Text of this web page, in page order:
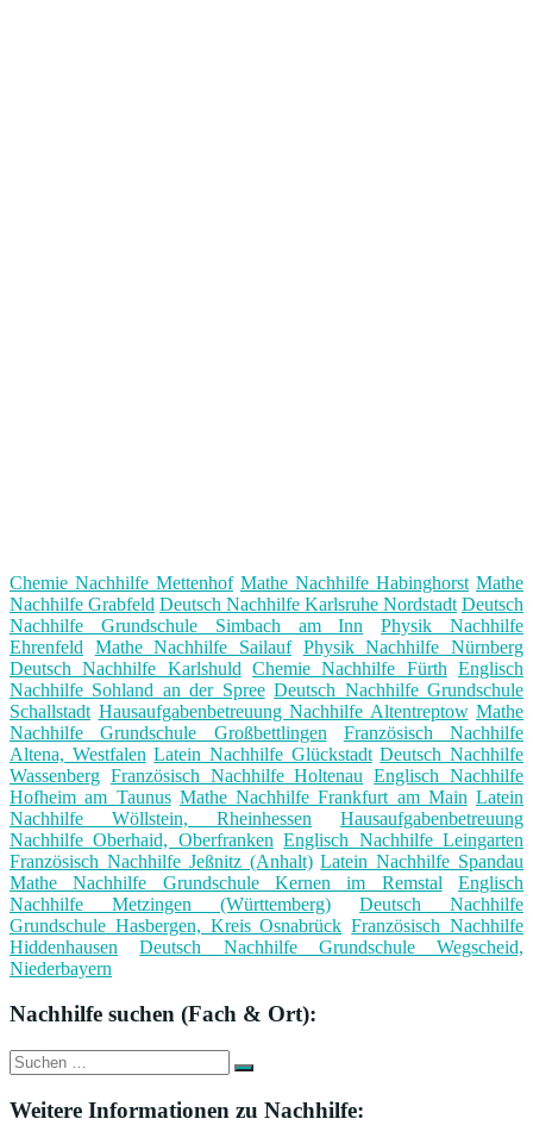
Chemie Nachhilfe Mettenhof Mathe Nachhilfe Habinghorst Mathe
Nachhilfe Grabfeld Deutsch Nachhilfe Karlsruhe Nordstadt Deutsch
Nachhilfe Grundschule Simbach am Inn
Physik Nachhilfe
Ehrenfeld
Mathe Nachhilfe Sailauf Physik Nachhilfe Nürnberg
Deutsch Nachhilfe Karlshuld Chemie Nachhilfe Fürth Englisch
Nachhilfe Sohland an der Spree Deutsch Nachhilfe Grundschule
Schallstadt Hausaufgabenbetreuung Nachhilfe Altentreptow Mathe
Nachhilfe Grundschule Großbettlingen
Französisch Nachhilfe
Altena, Westfalen Latein Nachhilfe Glückstadt Deutsch Nachhilfe
Wassenberg Französisch Nachhilfe Holtenau
Englisch Nachhilfe
Hofheim am Taunus Mathe Nachhilfe Frankfurt am Main Latein
Nachhilfe Wöllstein, Rheinhessen
Hausaufgabenbetreuung
Nachhilfe Oberhaid, Oberfranken Englisch Nachhilfe Leingarten
Französisch Nachhilfe Jeßnitz (Anhalt) Latein Nachhilfe Spandau
Mathe Nachhilfe Grundschule Kernen im Remstal
Englisch
Nachhilfe Metzingen (Württemberg)
Deutsch Nachhilfe
Grundschule Hasbergen, Kreis Osnabrück Französisch Nachhilfe
Hiddenhausen
Deutsch Nachhilfe Grundschule Wegscheid,
Niederbayern
Nachhilfe suchen (Fach & Ort):
Suche
nach:
Suchen
Weitere Informationen zu Nachhilfe: